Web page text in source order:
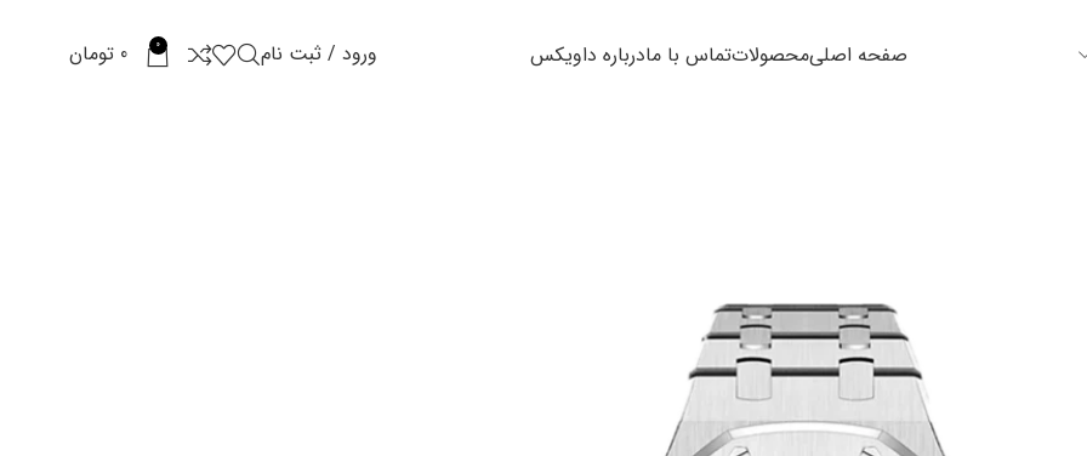
صفحه اصلیمحصولاتتماس با مادرباره داویکس ورود / ثبت نام 0
0 تومان